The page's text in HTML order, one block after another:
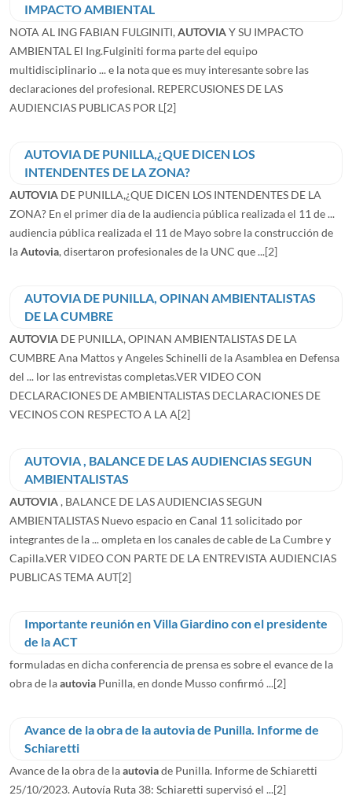
IMPACTO AMBIENTAL
NOTA AL ING FABIAN FULGINITI,AUTOVIAY SU IMPACTO
AMBIENTAL El Ing.Fulginiti forma parte del equipo
multidisciplinario ... e la nota que es muy interesante sobre las
declaraciones del profesional. REPERCUSIONES DE LAS
AUDIENCIAS PUBLICAS POR L [2]
AUTOVIA DE PUNILLA,¿QUE DICEN LOS
INTENDENTES DE LA ZONA?
AUTOVIA DE PUNILLA,¿QUE DICEN LOS INTENDENTES DE LA
ZONA? En el primer dia de la audiencia pública realizada el 11 de ...
audiencia pública realizada el 11 de Mayo sobre la construcción de
laAutovia, disertaron profesionales de la UNC que ...[2]
AUTOVIA DE PUNILLA, OPINAN AMBIENTALISTAS
DE LA CUMBRE
AUTOVIA DE PUNILLA, OPINAN AMBIENTALISTAS DE LA
CUMBRE Ana Mattos y Angeles Schinelli de la Asamblea en Defensa
del ... lor las entrevistas completas.VER VIDEO CON
DECLARACIONES DE AMBIENTALISTAS DECLARACIONES DE
VECINOS CON RESPECTO A LA A[2]
AUTOVIA , BALANCE DE LAS AUDIENCIAS SEGUN
AMBIENTALISTAS
AUTOVIA, BALANCE DE LAS AUDIENCIAS SEGUN
AMBIENTALISTAS Nuevo espacio en Canal 11 solicitado por
integrantes de la ... ompleta en los canales de cable de La Cumbre y
Capilla.VER VIDEO CON PARTE DE LA ENTREVISTA AUDIENCIAS
PUBLICAS TEMA AUT[2]
Importante reunión en Villa Giardino con el presidente
de la ACT
formuladas en dicha conferencia de prensa es sobre el evance de la
obra de laautovia Punilla, en donde Musso confirmó ...[2]
Avance de la obra de la autovia de Punilla. Informe de
Schiaretti
Avance de la obra de laautoviade Punilla. Informe de Schiaretti
25/10/2023. Autovía Ruta 38: Schiaretti supervisó el ...[2]